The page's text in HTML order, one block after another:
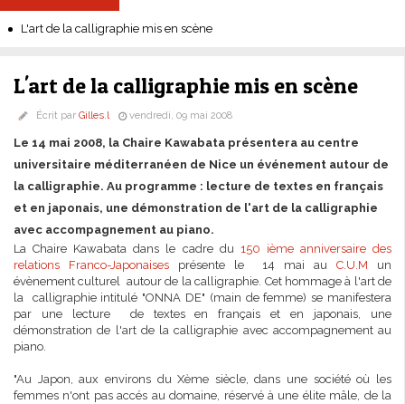
L'art de la calligraphie mis en scène
L'art de la calligraphie mis en scène
Écrit par Gilles.l vendredi, 09 mai 2008
Le 14 mai 2008, la Chaire Kawabata présentera au centre
universitaire méditerranéen de Nice un événement autour de
la calligraphie. Au programme : lecture de textes en français
et en japonais, une démonstration de l'art de la calligraphie
avec accompagnement au piano.
La Chaire Kawabata dans le cadre du 150 ième anniversaire des
relations Franco-Japonaises présente le 14 mai au C.U.M un
évènement culturel autour de la calligraphie. Cet hommage à l'art de
la calligraphie intitulé "ONNA DE" (main de femme) se manifestera
par une lecture de textes en français et en japonais, une
démonstration de l'art de la calligraphie avec accompagnement au
piano.
"Au Japon, aux environs du Xème siècle, dans une société où les
femmes n'ont pas accés au domaine, réservé à une élite mâle, de la